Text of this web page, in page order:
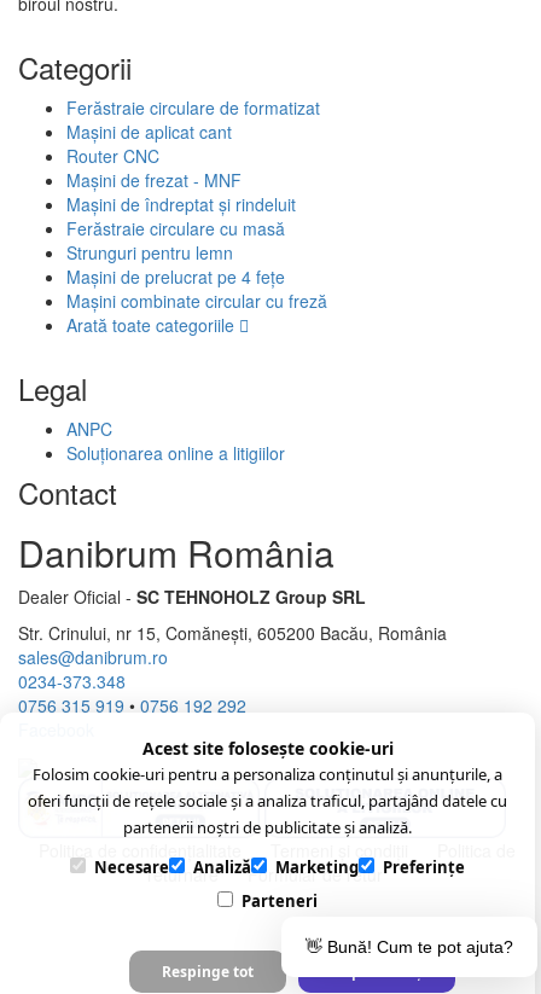
Categorii
Ferăstraie circulare de formatizat
Mașini de aplicat cant
Router CNC
Mașini de frezat - MNF
Mașini de îndreptat și rindeluit
Ferăstraie circulare cu masă
Strunguri pentru lemn
Mașini de prelucrat pe 4 fețe
Mașini combinate circular cu freză
Arată toate categoriile
Legal
ANPC
Soluționarea online a litigiilor
Contact
Danibrum România
Dealer Oficial - SC TEHNOHOLZ Group SRL
Str. Crinului, nr 15, Comănești, 605200 Bacău, România
sales@danibrum.ro
0234-373.348
0756 315 919 • 0756 192 292
returnare
Formular de retur
👋 Bună! Cum te pot ajuta?
Acest site folosește cookie-uri
Folosim cookie-uri pentru a personaliza conținutul și anunțurile, a
oferi funcții de rețele sociale și a analiza traficul, partajând datele cu
partenerii noștri de publicitate și analiză.
Necesare
Analiză Marketing
Preferințe
Parteneri
Respinge tot